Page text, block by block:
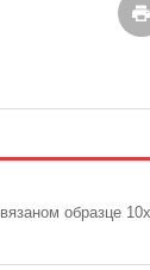
образце